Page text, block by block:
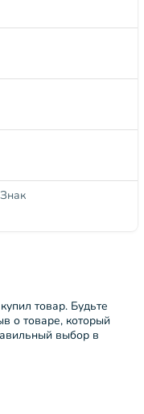
товар. Будьте
о товаре, который
выбор в